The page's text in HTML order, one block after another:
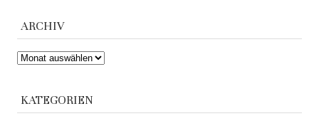
ARCHIV
ARCHIV
KATEGORIEN